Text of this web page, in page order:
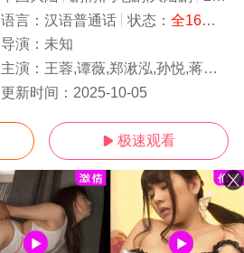
语言： 汉语普通话 状态： 全16集
导演： 未知
主演： 王蓉,谭薇,郑湫泓,孙悦,蒋一侨,许馨文,姜杉
更新时间： 2025-10-05
 极速观看